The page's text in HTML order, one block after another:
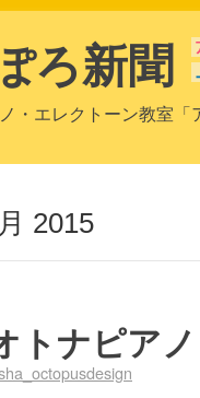
ろ新聞
・エレクトーン教室
2015
トナピア